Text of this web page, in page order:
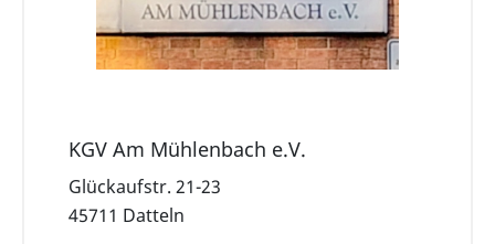
KGV Am Mühlenbach e.V.
Glückaufstr. 21-23
45711 Datteln